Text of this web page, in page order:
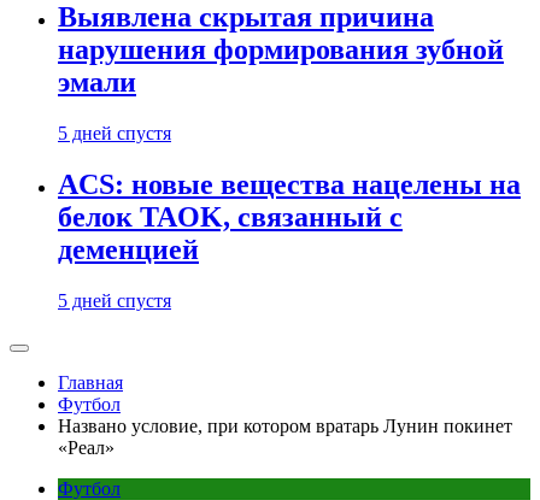
Выявлена скрытая причина
нарушения формирования зубной
эмали
5 дней спустя
ACS: новые вещества нацелены на
белок TAOK, связанный с
деменцией
5 дней спустя
Главная
Футбол
Названо условие, при котором вратарь Лунин покинет
«Реал»
Футбол